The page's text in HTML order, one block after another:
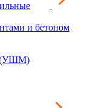
и бетоном
(УШМ)